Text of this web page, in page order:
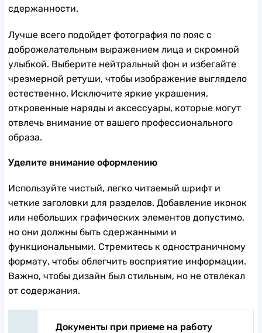
сдержанности.
Лучше всего подойдет фотография по пояс с
доброжелательным выражением лица и скромной
улыбкой. Выберите нейтральный фон и избегайте
чрезмерной ретуши, чтобы изображение выглядело
естественно. Исключите яркие украшения,
откровенные наряды и аксессуары, которые могут
отвлечь внимание от вашего профессионального
образа.
Уделите внимание оформлению
Используйте чистый, легко читаемый шрифт и
четкие заголовки для разделов. Добавление иконок
или небольших графических элементов допустимо,
но они должны быть сдержанными и
функциональными. Стремитесь к одностраничному
формату, чтобы облегчить восприятие информации.
Важно, чтобы дизайн был стильным, но не отвлекал
от содержания.
Документы при приеме на работу